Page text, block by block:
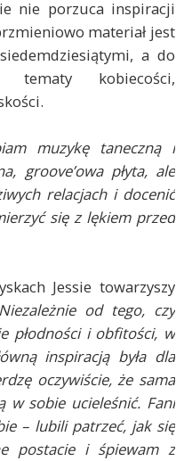
nie porzuca inspiracji
materiał jest
a do
tematy kobiecości,
muzykę taneczną i
groove’owa płyta, ale
relacjach i docenić
się z lękiem przed
Jessie towarzyszy
od tego, czy
płodności i obfitości, w
inspiracją była dla
oczywiście, że sama
w sobie ucieleśnić. Fani
– lubili patrzeć, jak się
postacie i śpiewam z